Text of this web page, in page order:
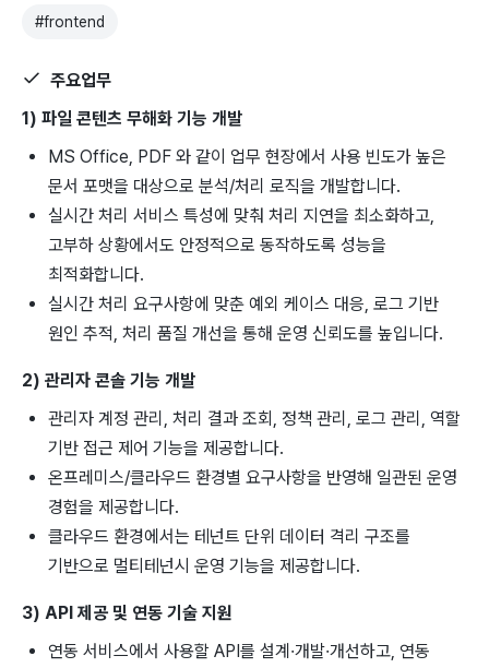
#frontend
주요업무
1) 파일 콘텐츠 무해화 기능 개발
MS Office, PDF 와 같이 업무 현장에서 사용 빈도가 높은
문서 포맷을 대상으로 분석/처리 로직을 개발합니다.
실시간 처리 서비스 특성에 맞춰 처리 지연을 최소화하고,
고부하 상황에서도 안정적으로 동작하도록 성능을
최적화합니다.
실시간 처리 요구사항에 맞춘 예외 케이스 대응, 로그 기반
원인 추적, 처리 품질 개선을 통해 운영 신뢰도를 높입니다.
2) 관리자 콘솔 기능 개발
관리자 계정 관리, 처리 결과 조회, 정책 관리, 로그 관리, 역할
기반 접근 제어 기능을 제공합니다.
온프레미스/클라우드 환경별 요구사항을 반영해 일관된 운영
경험을 제공합니다.
클라우드 환경에서는 테넌트 단위 데이터 격리 구조를
기반으로 멀티테넌시 운영 기능을 제공합니다.
3) API 제공 및 연동 기술 지원
연동 서비스에서 사용할 API를 설계·개발·개선하고, 연동